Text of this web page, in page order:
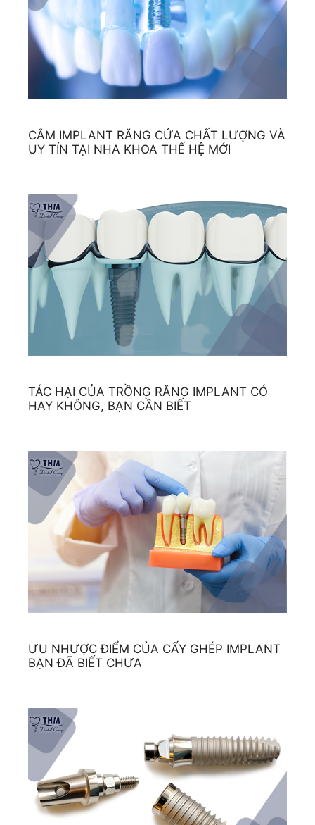
CẮM IMPLANT RĂNG CỬA CHẤT LƯỢNG VÀ
UY TÍN TẠI NHA KHOA THẾ HỆ MỚI
TÁC HẠI CỦA TRỒNG RĂNG IMPLANT CÓ
HAY KHÔNG, BẠN CẦN BIẾT
ƯU NHƯỢC ĐIỂM CỦA CẤY GHÉP IMPLANT
BẠN ĐÃ BIẾT CHƯA